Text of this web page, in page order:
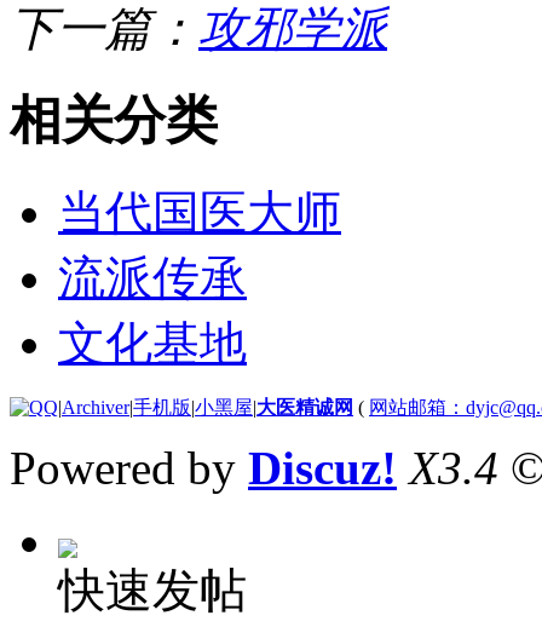
下一篇： 攻邪学派
相关分类
当代国医大师
流派传承
文化基地
|Archiver|手机版|小黑屋|大医精诚网 ( 网站邮箱：
Powered by Discuz! X3.4
快速发帖